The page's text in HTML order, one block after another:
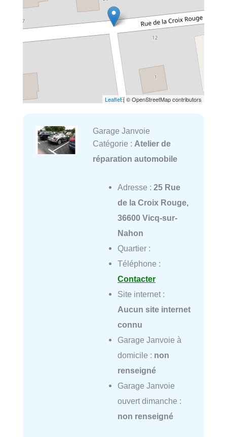
Leaflet| © OpenStreetMap contributors
Garage Janvoie
Catégorie : Atelier de
réparation automobile
Adresse : 25 Rue
de la Croix Rouge,
36600 Vicq-sur-
Nahon
Quartier :
Téléphone :
Contacter
Site internet :
Aucun site internet
connu
Garage Janvoie à
domicile : non
renseigné
Garage Janvoie
ouvert dimanche :
non renseigné